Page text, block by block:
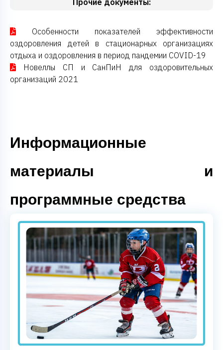
Прочие документы:
Особенности показателей эффективности
оздоровления детей в стационарных организациях
отдыха и оздоровления в период пандемии COVID-19
Новеллы СП и СанПиН для оздоровительных
организаций 2021
Информационные
материалы и
программные средства